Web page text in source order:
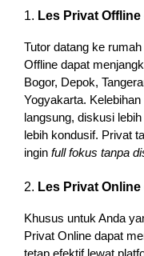
1. Les Privat
Tutor datang ke
Offline dapat
Bogor, Depok,
Yogyakarta.
langsung, diskusi
lebih kondusif. Privat
ingin full fokus tanpa
2. Les Privat
Khusus untuk Anda
Privat Online dapat